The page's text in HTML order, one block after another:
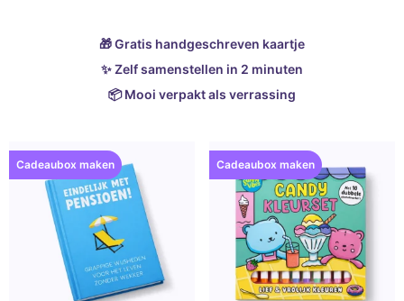
🎁 Gratis handgeschreven kaartje
✨ Zelf samenstellen in 2 minuten
📦 Mooi verpakt als verrassing
Cadeaubox maken Cadeaubox maken